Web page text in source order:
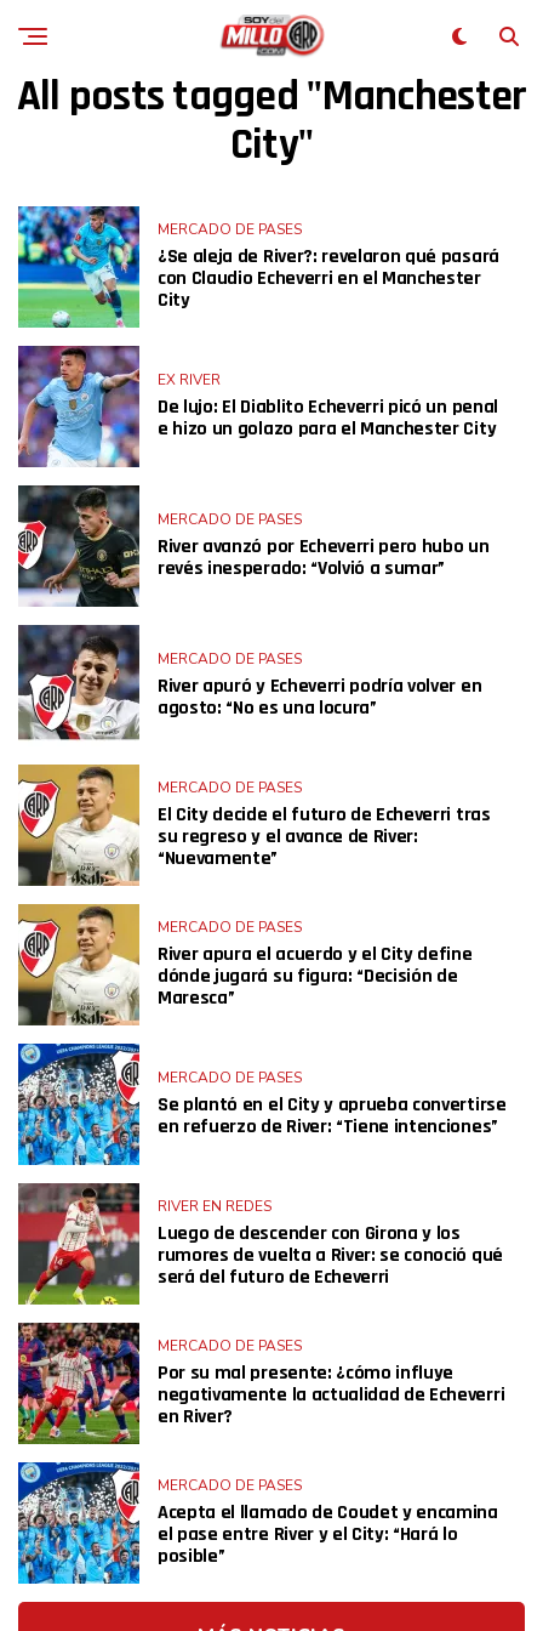
All posts tagged "Manchester
City"
MERCADO DE PASES
¿Se aleja de River?: revelaron qué pasará
con Claudio Echeverri en el Manchester
City
EX RIVER
De lujo: El Diablito Echeverri picó un penal
e hizo un golazo para el Manchester City
MERCADO DE PASES
River avanzó por Echeverri pero hubo un
revés inesperado: “Volvió a sumar”
MERCADO DE PASES
River apuró y Echeverri podría volver en
agosto: “No es una locura”
MERCADO DE PASES
El City decide el futuro de Echeverri tras
su regreso y el avance de River:
“Nuevamente”
MERCADO DE PASES
River apura el acuerdo y el City define
dónde jugará su figura: “Decisión de
Maresca”
MERCADO DE PASES
Se plantó en el City y aprueba convertirse
en refuerzo de River: “Tiene intenciones”
RIVER EN REDES
Luego de descender con Girona y los
rumores de vuelta a River: se conoció qué
será del futuro de Echeverri
MERCADO DE PASES
Por su mal presente: ¿cómo influye
negativamente la actualidad de Echeverri
en River?
MERCADO DE PASES
Acepta el llamado de Coudet y encamina
el pase entre River y el City: “Hará lo
posible”